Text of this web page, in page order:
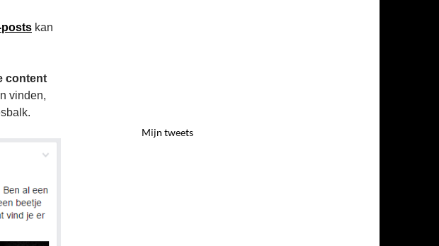
posts kan
content
vinden,
Mijn tweets